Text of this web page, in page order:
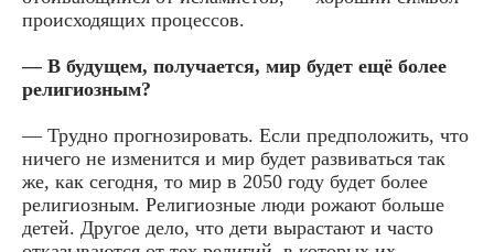
происходящих процессов.
— В будущем, получается, мир будет ещё более
религиозным?
— Трудно прогнозировать. Если предположить, что
ничего не изменится и мир будет развиваться так
же, как сегодня, то мир в 2050 году будет более
религиозным. Религиозные люди рожают больше
детей. Другое дело, что дети вырастают и часто